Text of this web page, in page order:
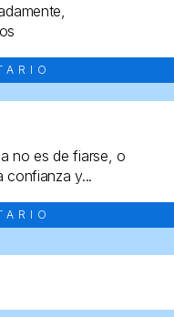
no es de fiarse, o
confianza y...